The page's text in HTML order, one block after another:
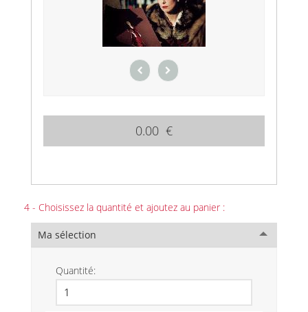
0.00 €
4 - Choisissez la quantité et ajoutez au panier :
Ma sélection
Quantité: